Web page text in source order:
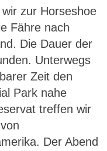
zur Horseshoe
Fähre nach
Die Dauer der
Unterwegs
Zeit den
Park nahe
treffen wir
Der Abend